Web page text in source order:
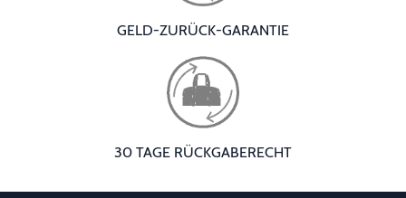
GELD-ZURÜCK-GARANTIE
30 TAGE RÜCKGABERECHT